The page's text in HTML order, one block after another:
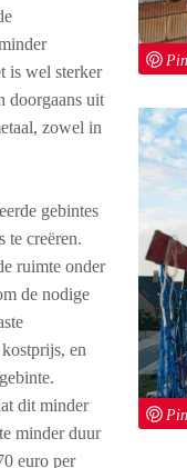
is wel sterker
doorgaans uit
zowel in
gebintes
te creëren.
ruimte onder
de nodige
en
dit minder
minder duur
euro per